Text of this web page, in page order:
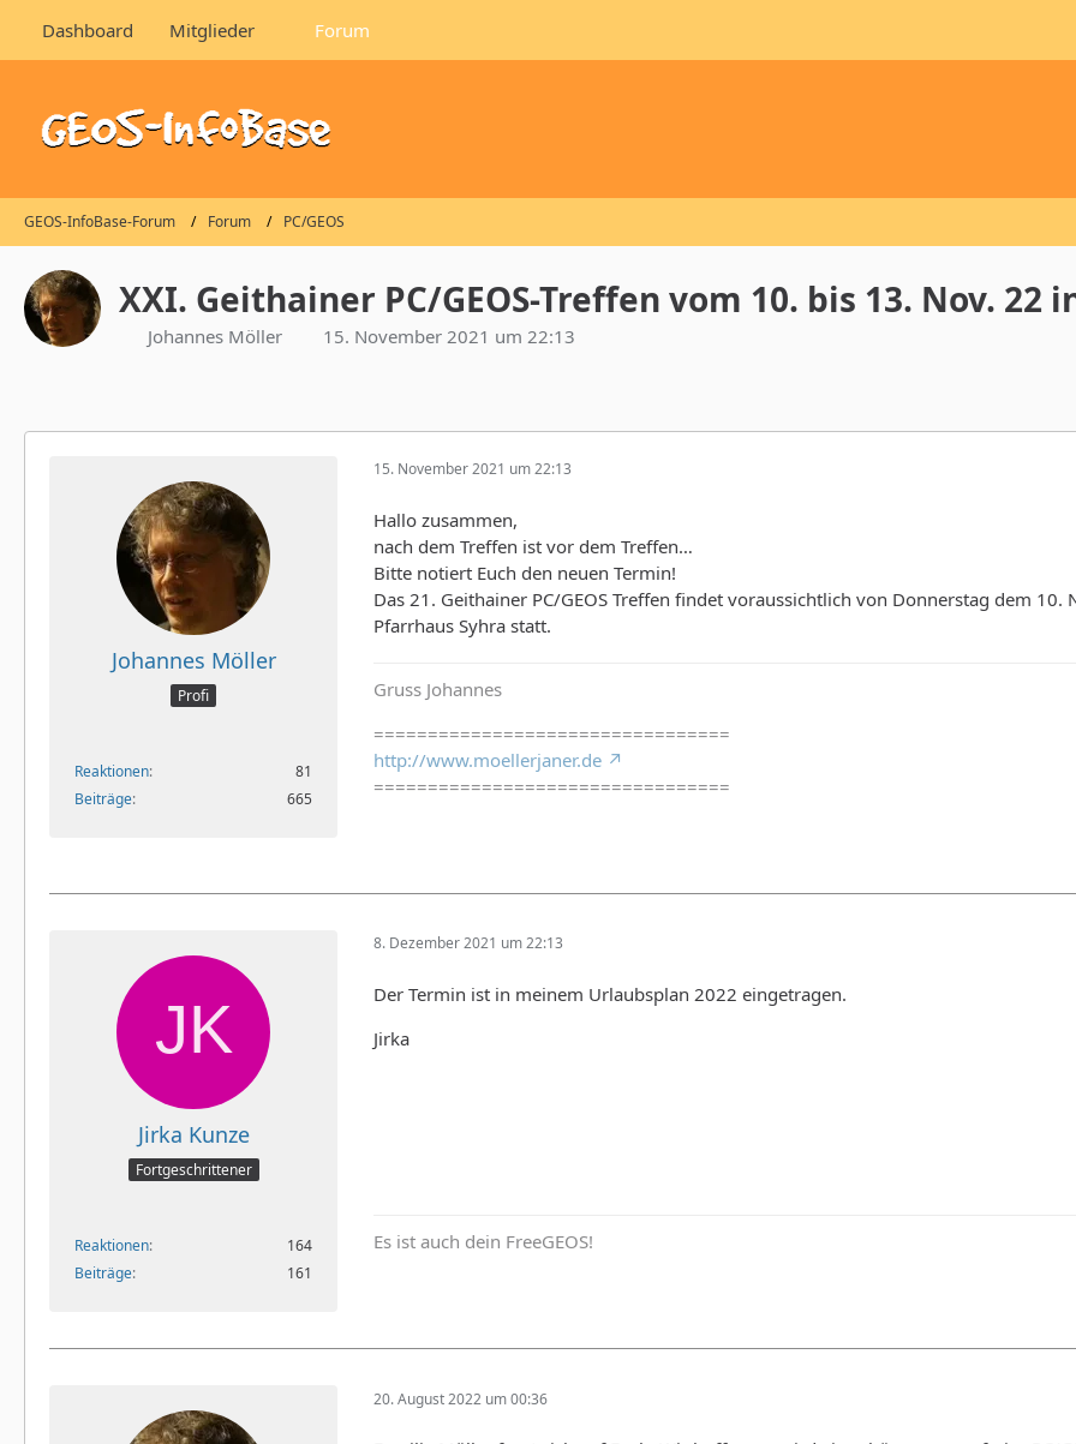
Dashboard Mitglieder Forum
GEOS-InfoBase-Forum Forum PC/GEOS
XXI. Geithainer PC/GEOS-Treffen vom 10. bis 13. Nov. 22
Johannes Möller 15. November 2021 um 22:13
Johannes Möller
Profi
Reaktionen
81
Beiträge
665
15. November 2021 um 22:13
Hallo zusammen,
nach dem Treffen ist vor dem Treffen…
Bitte notiert Euch den neuen Termin!
Das 21. Geithainer PC/GEOS Treffen findet voraussichtlich von Donnerstag dem
Pfarrhaus Syhra statt.
Gruss Johannes
=================================
http://www.moellerjaner.de
=================================
Jirka Kunze
Fortgeschrittener
Reaktionen
164
Beiträge
161
8. Dezember 2021 um 22:13
Der Termin ist in meinem Urlaubsplan 2022 eingetragen.
Jirka
Es ist auch dein FreeGEOS!
20. August 2022 um 00:36